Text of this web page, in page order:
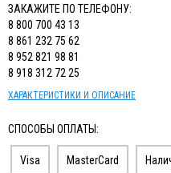
ЗАКАЖИТЕ ПО ТЕЛЕФОНУ:
8 800 700 43 13
8 861 232 75 62
8 952 821 98 81
8 918 312 72 25
ХАРАКТЕРИСТИКИ И ОПИСАНИЕ
СПОСОБЫ ОПЛАТЫ:
Visa MasterCard